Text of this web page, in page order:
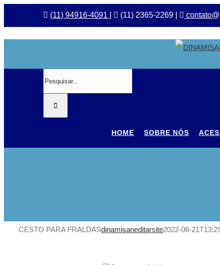
para
(11) 94916-4091 (11) 2365-2269 |
resultados
para:
HOME SOBRE NÓS
CESTO PARA FRALDASdinamisaneditarsite2022-06-